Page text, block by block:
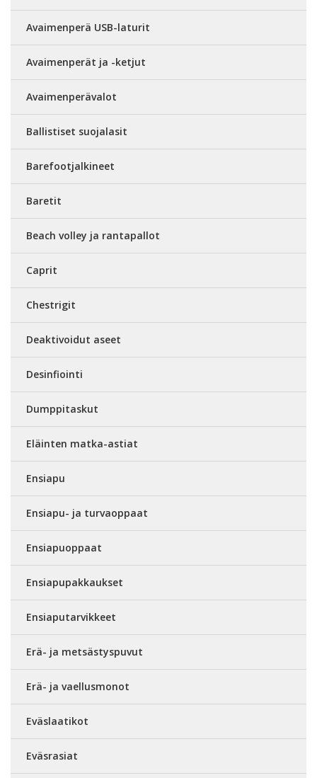
Avaimenperä USB-laturit
Avaimenperät ja -ketjut
Avaimenperävalot
Ballistiset suojalasit
Barefootjalkineet
Baretit
Beach volley ja rantapallot
Caprit
Chestrigit
Deaktivoidut aseet
Desinfiointi
Dumppitaskut
Eläinten matka-astiat
Ensiapu
Ensiapu- ja turvaoppaat
Ensiapuoppaat
Ensiapupakkaukset
Ensiaputarvikkeet
Erä- ja metsästyspuvut
Erä- ja vaellusmonot
Eväslaatikot
Eväsrasiat